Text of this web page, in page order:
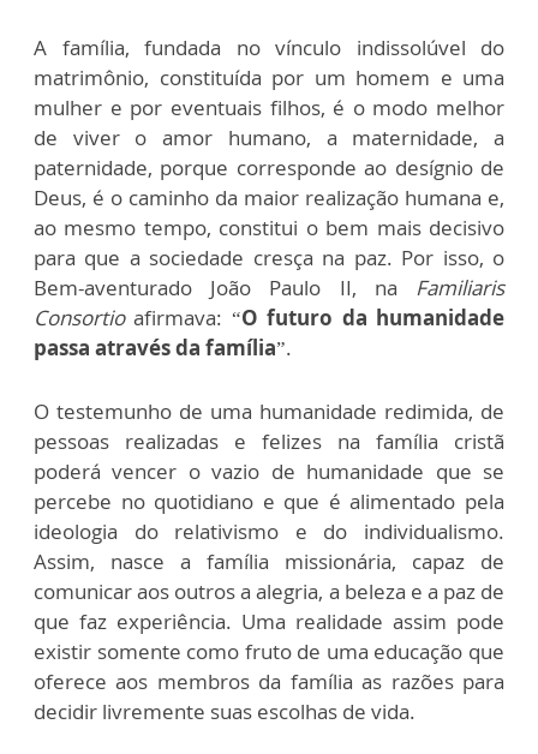
A família, fundada no vínculo indissolúvel do
matrimônio, constituída por um homem e uma
mulher e por eventuais filhos, é o modo melhor
de viver o amor humano, a maternidade, a
paternidade, porque corresponde ao desígnio de
Deus, é o caminho da maior realização humana e,
ao mesmo tempo, constitui o bem mais decisivo
para que a sociedade cresça na paz. Por isso, o
Bem-aventurado João Paulo II, na Familiaris
Consortioafirmava: “O futuro da humanidade
passa através da família”.
O testemunho de uma humanidade redimida, de
pessoas realizadas e felizes na família cristã
poderá vencer o vazio de humanidade que se
percebe no quotidiano e que é alimentado pela
ideologia do relativismo e do individualismo.
Assim, nasce a família missionária, capaz de
comunicar aos outros a alegria, a beleza e a paz de
que faz experiência. Uma realidade assim pode
existir somente como fruto de uma educação que
oferece aos membros da família as razões para
decidir livremente suas escolhas de vida.